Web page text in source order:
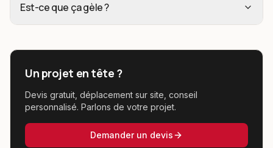
Est-ce que ça gèle ?
Un projet en tête ?
Devis gratuit, déplacement sur site, conseil
personnalisé. Parlons de votre projet.
Demander un devis